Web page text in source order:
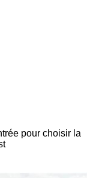
pour choisir la